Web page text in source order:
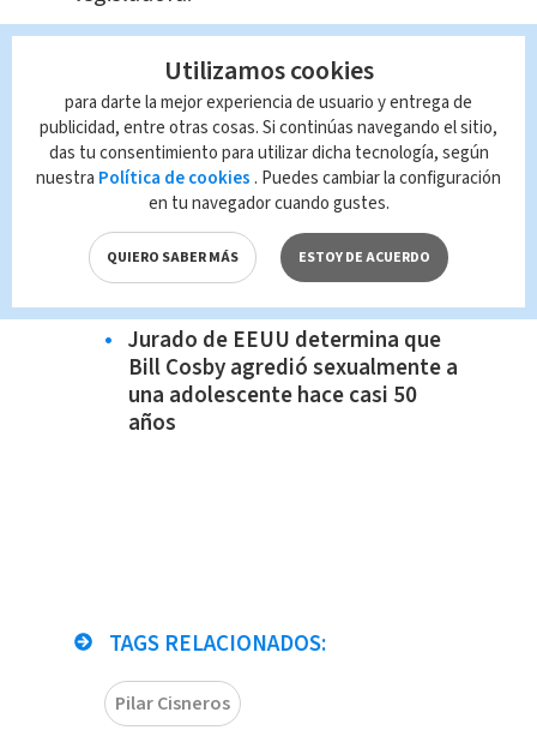
Absuelto presidente de
Federación Peruana de Fútbol de
un caso de corrupción
Johnny Depp y su cambio tras el
juicio contra Amber Heart
Piden al MEP incluir educación
vial como materia permanente en
centros educativos
Jurado de EEUU determina que
Bill Cosby agredió sexualmente a
una adolescente hace casi 50
años
TAGS RELACIONADOS:
Pilar Cisneros
Utilizamos cookies
para darte la mejor experiencia de usuario y entrega de
publicidad, entre otras cosas. Si continúas navegando el sitio,
das tu consentimiento para utilizar dicha tecnología, según
nuestra Política de cookies . Puedes cambiar la configuración
en tu navegador cuando gustes.
QUIERO SABER MÁS ESTOY DE ACUERDO